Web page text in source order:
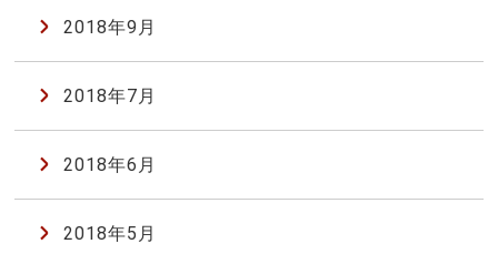
2018年9月
2018年7月
2018年6月
2018年5月